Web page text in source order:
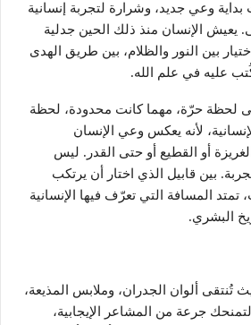
وعي جديد، وشرارة لتجربة إنسانية
يعيش الإنسان منذ ذلك الحين جدلية
بين النور والظلام، بين طريق الهدى
عليه في علم الله.
على لحظة حرّة، مهما كانت محدودة، لحظة
لأنه يعكس وعي الإنسان
أو القطيع أو حتى القدر. ليس
بين قابيل الذي اختار أن يرتكب
تمتد المسافة التي تعرّف فيها الإنسانية
البشري.
تُنتقى ألوان الجدران، وملابس المذيعة،
جرعة من المشاعر الإيجابية،